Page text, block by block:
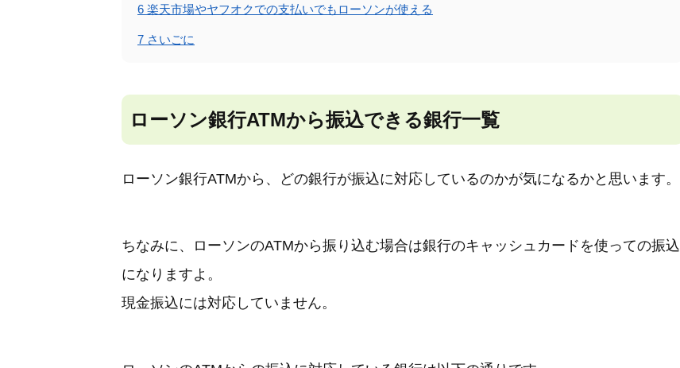
6 楽天市場やヤフオクでの支払いでもローソンが使える
7 さいごに
ローソン銀行ATMから振込できる銀行一覧
ローソン銀行ATMから、どの銀行が振込に対応しているのかが気になるかと思います。
ちなみに、ローソンのATMから振り込む場合は銀行のキャッシュカードを使っての振込
になりますよ。
現金振込には対応していません。